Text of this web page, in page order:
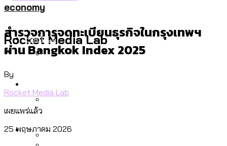
Rocket Media Lab
Politics
จราจรฯ เพิ่ม 150% มีเพียง 5 เขตที่งบเพิ่ม
สำรวจเหตุไฟไหม้ในกรุงเทพฯ ส่วนใหญ่มา
Culture
economy
สำรวจการจดทะเบียนธุรกิจในกรุงเทพฯ
ผ่าน Bangkok Index 2025
By
Rocket Media Lab
เผยแพร่แล้ว
25 พฤษภาคม 2026